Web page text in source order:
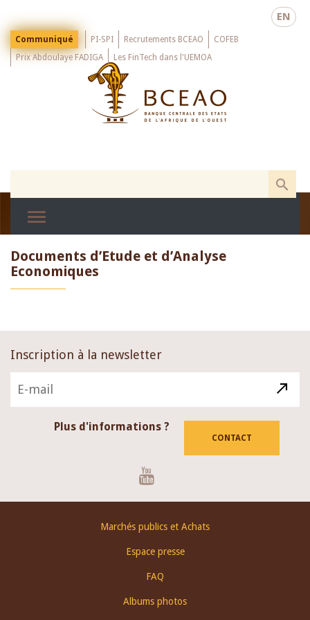
main
EN
Menu
Top
Communiqué PI-SPI Recrutements BCEAO
COFEB
Prix Abdoulaye FADIGA
Les FinTech dans l'UEMOA
Documents d’Etude et d’Analyse
Economiques
Inscription à la newsletter
Plus d'informations ?
CONTACT
Marchés publics et Achats
Espace presse
FAQ
Albums photos